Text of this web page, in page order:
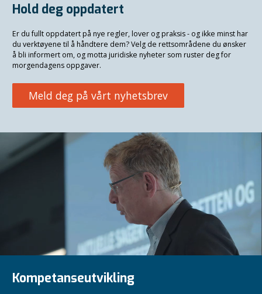
Hold deg oppdatert
Er du fullt oppdatert på nye regler, lover og praksis - og ikke minst har
du verktøyene til å håndtere dem? Velg de rettsområdene du ønsker
å bli informert om, og motta juridiske nyheter som ruster deg for
morgendagens oppgaver.
Meld deg på vårt nyhetsbrev
Kompetanseutvikling